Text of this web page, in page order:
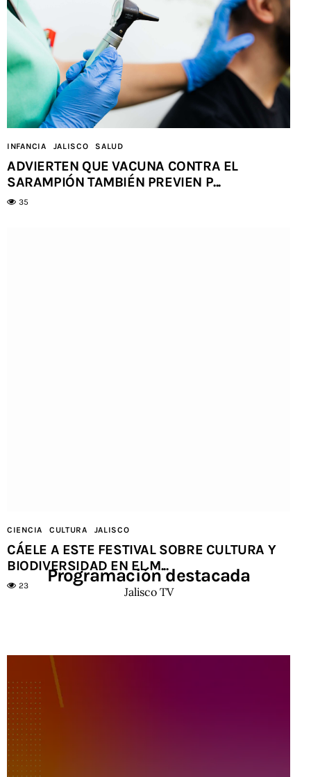
¿TE ANIMAS? CASI CIERRA LA
CONVOCATORIA PARA LA 6a GENERACI...
21
INFANCIA JALISCO SALUD
ADVIERTEN QUE VACUNA CONTRA EL
SARAMPIÓN TAMBIÉN PREVIEN P...
35
CIENCIA CULTURA JALISCO
CÁELE A ESTE FESTIVAL SOBRE CULTURA Y
BIODIVERSIDAD EN EL M...
23 Programación destacada
Jalisco TV